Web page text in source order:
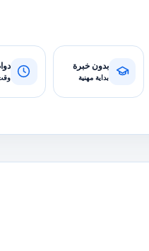
بدون خبرة
بداية مهنية